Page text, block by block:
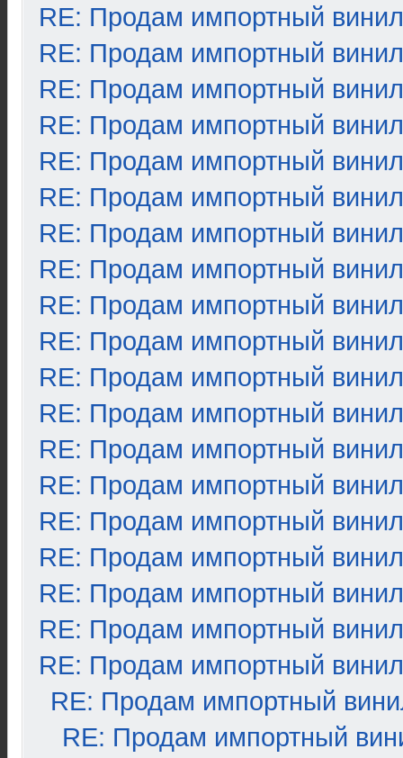
RE: Продам импортный винил
RE: Продам импортный винил
RE: Продам импортный винил
RE: Продам импортный винил
RE: Продам импортный винил
RE: Продам импортный винил
RE: Продам импортный винил
RE: Продам импортный винил
RE: Продам импортный винил
RE: Продам импортный винил
RE: Продам импортный винил
RE: Продам импортный винил
RE: Продам импортный винил
RE: Продам импортный винил
RE: Продам импортный винил
RE: Продам импортный винил
RE: Продам импортный винил
RE: Продам импортный винил
RE: Продам импортный винил
RE: Продам импортный
RE: Продам импортный